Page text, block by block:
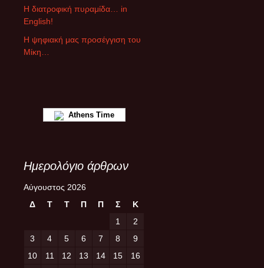
ρ
ω
Η διατροφική πυραμίδα… in
English!
Η ψηφιακή μας προσέγγιση του
Μίκη…
Athens Time
Ημερολόγιο άρθρων
Αύγουστος 2026
Δ
Τ Τ Π Π Σ
Κ
1
2
3
4 5 6 7 8
9
10
11 12 13 14 15 16